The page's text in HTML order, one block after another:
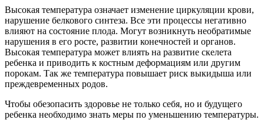
Высокая температура означает изменение циркуляции крови,
нарушение белкового синтеза. Все эти процессы негативно
влияют на состояние плода. Могут возникнуть необратимые
нарушения в его росте, развитии конечностей и органов.
Высокая температура может влиять на развитие скелета
ребенка и приводить к костным деформациям или другим
порокам. Так же температура повышает риск выкидыша или
преждевременных родов.
Чтобы обезопасить здоровье не только себя, но и будущего
ребенка необходимо знать меры по уменьшению температуры.